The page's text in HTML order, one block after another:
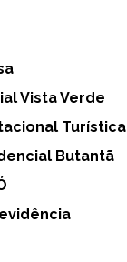
Vista Verde
Turística
Butantã